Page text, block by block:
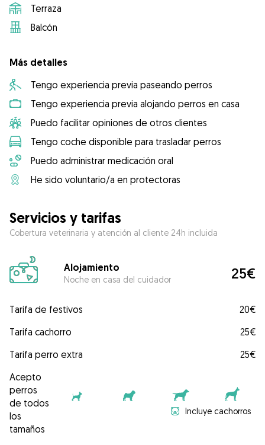
Terraza
Balcón
Más detalles
Tengo experiencia previa paseando perros
Tengo experiencia previa alojando perros en casa
Puedo facilitar opiniones de otros clientes
Tengo coche disponible para trasladar perros
Puedo administrar medicación oral
He sido voluntario/a en protectoras
Servicios y tarifas
Cobertura veterinaria y atención al cliente 24h incluida
Alojamiento
Noche en casa del cuidador 25€
Tarifa de festivos
20€
Tarifa cachorro
25€
Tarifa perro extra
25€
Acepto
perros
de todos
los
tamaños
Incluye cachorros